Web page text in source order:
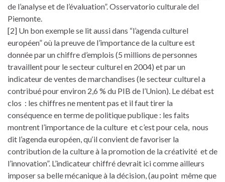
de l’analyse et de l’évaluation”. Osservatorio culturale del
Piemonte.
[2] Un bon exemple se lit aussi dans “l’agenda culturel
européen” où la preuve de l’importance de la culture est
donnée par un chiffre d’emplois (5 millions de personnes
travaillent pour le secteur culturel en 2004) et par un
indicateur de ventes de marchandises (le secteur culturel a
contribué pour environ 2,6 % du PIB de l’Union). Le débat est
clos : les chiffres ne mentent pas et il faut tirer la
conséquence en terme de politique publique : les faits
montrent l’importance de la culture et c’est pour cela, nous
dit l’agenda européen, qu‘il convient de favoriser la
contribution de la culture à la promotion de la créativité et de
l’innovation”. L’indicateur chiffré devrait ici comme ailleurs
imposer sa belle mécanique à la décision, (au point même que